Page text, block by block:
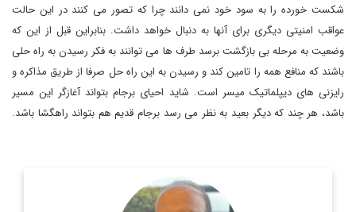
شکست خورده را به سود خود نمی دانند چرا که تصور می کنند در این حالت
عواقب امنیتی دیگری برای آنها به دنبال خواهد داشت. بنابراین قبل از این که
وضعیت به مرحله بی بازگشت برسد طرف ها می توانند به فکر رسیدن به راه حلی
باشند که منافع همه را تامین کند و رسیدن به این راه حل صرفا از طریق مذاکره و
رایزنی های دیپلماتیک میسر است. شاید احیای برجام بتواند آغازگر این مسیر
باشد، هر چند که دیگر بعید به نظر می رسد برجام قدیم هم بتواند راهگشا باشد.
روزنامه نگار، نویسنده، مترجم و سردبیر دیپلماسی ایرانی.